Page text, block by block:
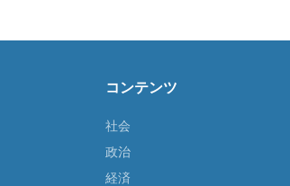
コンテンツ
社会
政治
経済